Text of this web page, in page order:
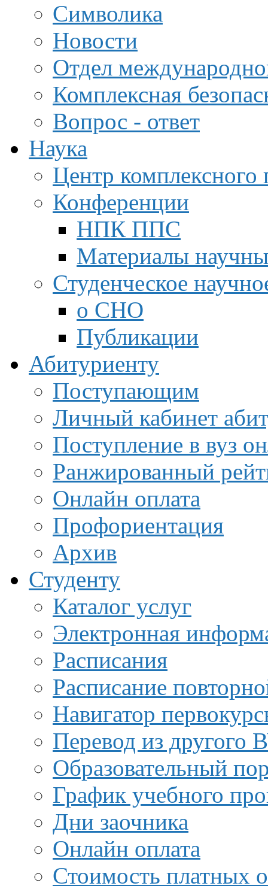
Символика
Новости
Отдел
Комплексная
Вопрос - ответ
Наука
Центр
Конференции
НПК ППС
Материалы
Студенческое
о СНО
Публикации
Абитуриенту
Поступающим
Личный кабинет
Поступление в вуз
Ранжированный
Онлайн оплата
Профориентация
Архив
Студенту
Каталог услуг
Электронная
Расписания
Расписание
Навигатор
Перевод из другого
Образовательный
График учебного
Дни заочника
Онлайн оплата
Стоимость платных